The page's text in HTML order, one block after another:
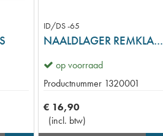
ID/DS -65
NAALDLAGER REMKLAUW
op voorraad
Productnummer 1320001
€ 16,90
(incl. btw)